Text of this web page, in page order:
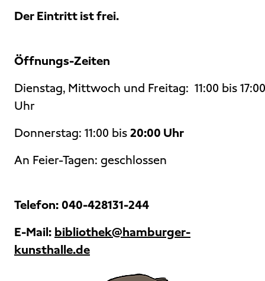
Der Eintritt ist frei.
Öffnungs-Zeiten
Dienstag, Mittwoch und Freitag: 11:00 bis 17:00
Uhr
Donnerstag: 11:00 bis20:00 Uhr
An Feier-Tagen: geschlossen
Telefon: 040-428131-244
E-Mail: bibliothek@hamburger-
kunsthalle.de